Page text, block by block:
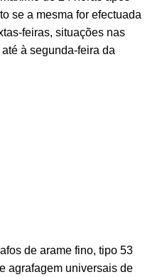
se a mesma for efectuada
feiras, situações nas
à segunda-feira da
de arame fino, tipo 53
agrafagem universais de